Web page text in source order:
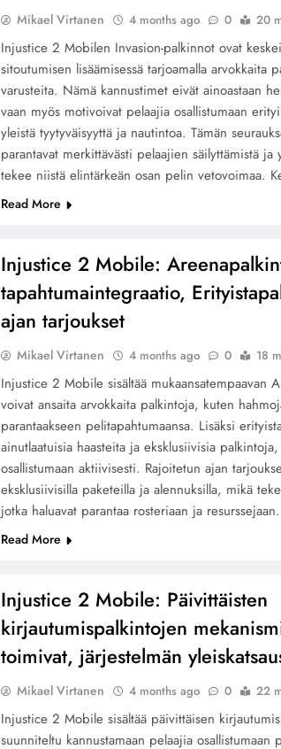
Mikael Virtanen 4 months ago 0 20
Injustice 2 Mobilen Invasion-palkinnot ovat
sitoutumisen lisäämisessä tarjoamalla arvokkaita
varusteita. Nämä kannustimet eivät ainoastaan
vaan myös motivoivat pelaajia osallistumaan
yleistä tyytyväisyyttä ja nautintoa. Tämän
parantavat merkittävästi pelaajien säilyttämistä
tekee niistä elintärkeän osan pelin vetovoimaa.
Read More
Injustice 2 Mobile:
tapahtumaintegraatio,
ajan tarjoukset
Mikael Virtanen 4 months ago 0 18
Injustice 2 Mobile sisältää mukaansatempaavan
voivat ansaita arvokkaita palkintoja, kuten
parantaakseen pelitapahtumaansa. Lisäksi
ainutlaatuisia haasteita ja eksklusiivisia
osallistumaan aktiivisesti. Rajoitetun ajan
eksklusiivisilla paketeilla ja alennuksilla, mikä
jotka haluavat parantaa rosteriaan ja
Read More
Injustice 2 Mobile: Päivittäisten
kirjautumispalkintojen
toimivat, järjestelmän
Mikael Virtanen 4 months ago 0 22
Injustice 2 Mobile sisältää päivittäisen
suunniteltu kannustamaan pelaajia osallistumaan